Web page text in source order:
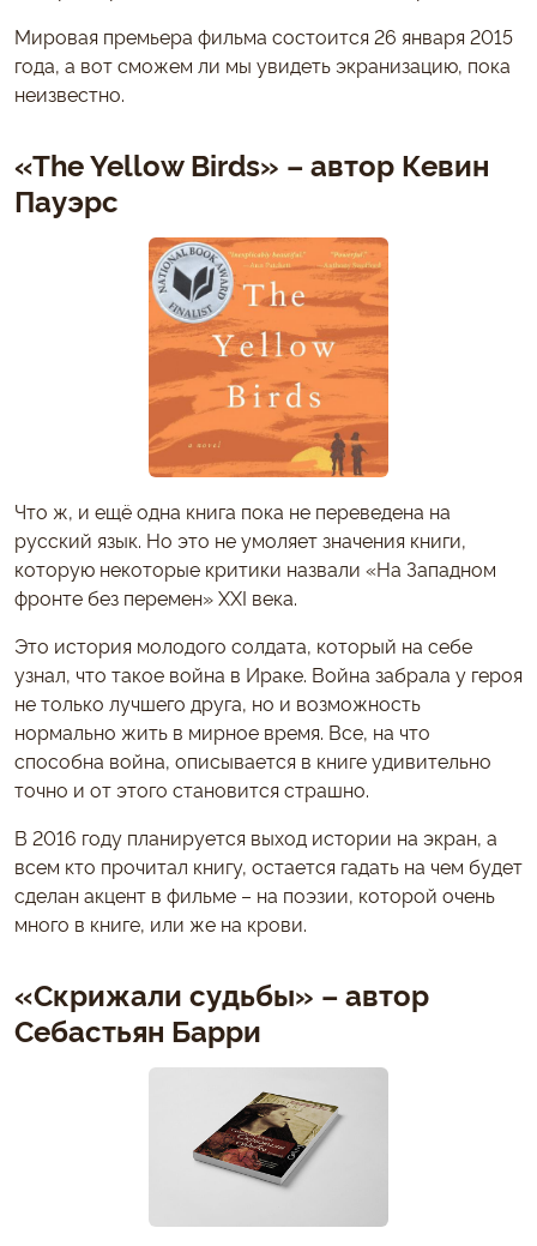
Мировая премьера фильма состоится 26 января 2015
года, а вот сможем ли мы увидеть экранизацию, пока
неизвестно.
«The Yellow Birds» – автор Кевин
Пауэрс
Что ж, и ещё одна книга пока не переведена на
русский язык. Но это не умоляет значения книги,
которую некоторые критики назвали «На Западном
фронте без перемен» ХХI века.
Это история молодого солдата, который на себе
узнал, что такое война в Ираке. Война забрала у героя
не только лучшего друга, но и возможность
нормально жить в мирное время. Все, на что
способна война, описывается в книге удивительно
точно и от этого становится страшно.
В 2016 году планируется выход истории на экран, а
всем кто прочитал книгу, остается гадать на чем будет
сделан акцент в фильме – на поэзии, которой очень
много в книге, или же на крови.
«Скрижали судьбы» – автор
Себастьян Барри